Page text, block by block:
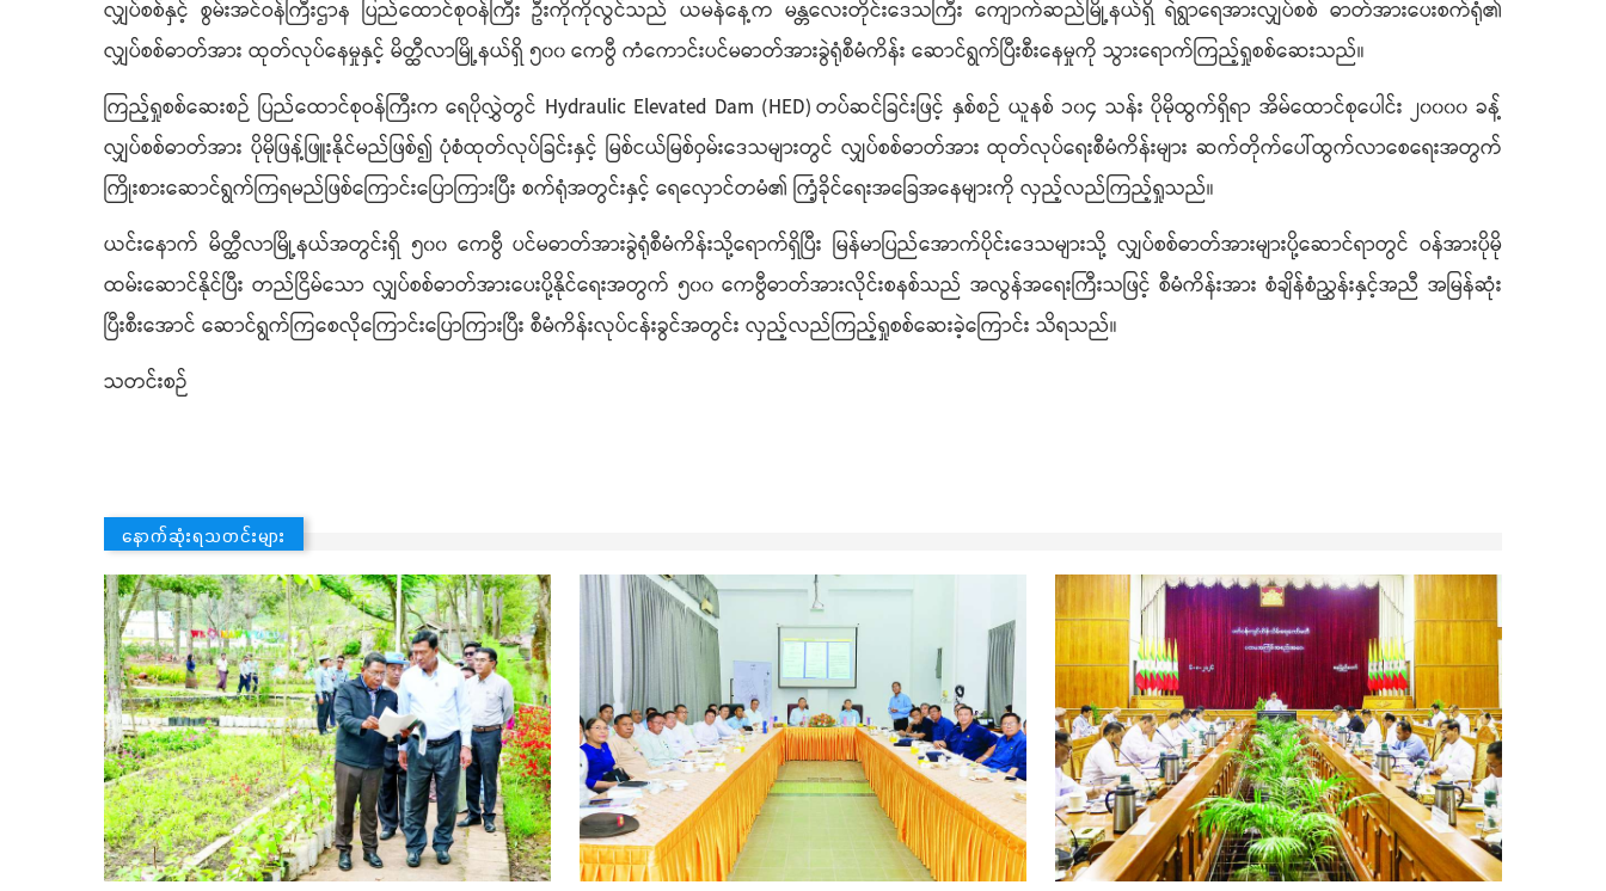
လျှပ်စစ်နှင့် စွမ်းအင်ဝန်ကြီးဌာန ပြည်ထောင်စုဝန်ကြီး ဦးကိုကိုလွင်သည် ယမန်နေ့က မန္တလေးတိုင်းဒေသကြီး ကျောက်ဆည်မြို့နယ်ရှိ ရဲရွာရေအားလျှပ်စစ် ဓာတ်အားပေးစက်ရုံ၏
လျှပ်စစ်ဓာတ်အား ထုတ်လုပ်နေမှုနှင့် မိတ္ထီလာမြို့နယ်ရှိ ၅၀၀ ကေဗွီ ကံကောင်းပင်မဓာတ်အားခွဲရုံစီမံကိန်း ဆောင်ရွက်ပြီးစီးနေမှုကို သွားရောက်ကြည့်ရှုစစ်ဆေးသည်။
ကြည့်ရှုစစ်ဆေးစဉ် ပြည်ထောင်စုဝန်ကြီးက ရေပိုလွှဲတွင် Hydraulic Elevated Dam (HED) တပ်ဆင်ခြင်းဖြင့် နှစ်စဉ် ယူနစ် ၁၀၄ သန်း ပိုမိုထွက်ရှိရာ အိမ်ထောင်စုပေါင်း ၂၀၀၀၀ ခန့်
လျှပ်စစ်ဓာတ်အား ပိုမိုဖြန့်ဖြူးနိုင်မည်ဖြစ်၍ ပုံစံထုတ်လုပ်ခြင်းနှင့် မြစ်ငယ်မြစ်ဝှမ်းဒေသများတွင် လျှပ်စစ်ဓာတ်အား ထုတ်လုပ်ရေးစီမံကိန်းများ ဆက်တိုက်ပေါ်ထွက်လာစေရေးအတွက်
ကြိုးစားဆောင်ရွက်ကြရမည်ဖြစ်ကြောင်းပြောကြားပြီး စက်ရုံအတွင်းနှင့် ရေလှောင်တမံ၏ ကြံ့ခိုင်ရေးအခြေအနေများကို လှည့်လည်ကြည့်ရှုသည်။
ယင်းနောက် မိတ္ထီလာမြို့နယ်အတွင်းရှိ ၅၀၀ ကေဗွီ ပင်မဓာတ်အားခွဲရုံစီမံကိန်းသို့ရောက်ရှိပြီး မြန်မာပြည်အောက်ပိုင်းဒေသများသို့ လျှပ်စစ်ဓာတ်အားများပို့ဆောင်ရာတွင် ဝန်အားပိုမို
ထမ်းဆောင်နိုင်ပြီး တည်ငြိမ်သော လျှပ်စစ်ဓာတ်အားပေးပို့နိုင်ရေးအတွက် ၅၀၀ ကေဗွီဓာတ်အားလိုင်းစနစ်သည် အလွန်အရေးကြီးသဖြင့် စီမံကိန်းအား စံချိန်စံညွှန်းနှင့်အညီ အမြန်ဆုံး
ပြီးစီးအောင် ဆောင်ရွက်ကြစေလိုကြောင်းပြောကြားပြီး စီမံကိန်းလုပ်ငန်းခွင်အတွင်း လှည့်လည်ကြည့်ရှုစစ်ဆေးခဲ့ကြောင်း သိရသည်။
သတင်းစဉ်
နောက်ဆုံးရသတင်းများ